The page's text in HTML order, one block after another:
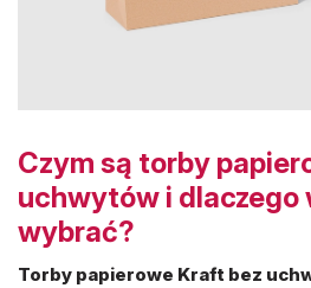
Czym są torby
uchwytów i dlaczego
wybrać?
Torby papierowe Kraft bez